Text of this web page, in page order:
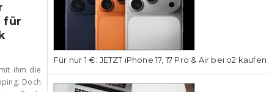
für
ihm die
Doch
Für nur 1 €: JETZT iPhone 17, 17 Pro & Air bei o2 kaufen